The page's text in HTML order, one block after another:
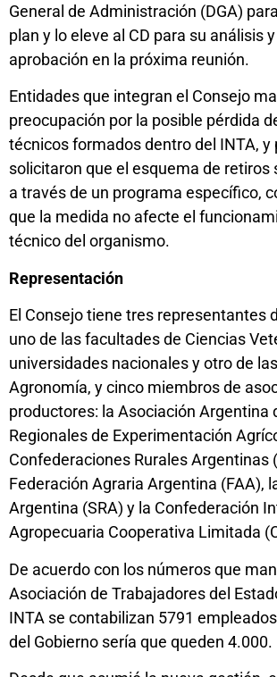
General de Administración (DGA)
plan y lo eleve al CD para su análisis
aprobación en la próxima reunión.
Entidades que integran el Consejo
preocupación por la posible pérdida
técnicos formados dentro del INTA, y
solicitaron que el esquema de retiros
a través de un programa específico,
que la medida no afecte el
técnico del organismo.
Representación
El Consejo tiene tres representantes
uno de las facultades de Ciencias
universidades nacionales y otro de
Agronomía, y cinco miembros de
productores: la Asociación Argentina
Regionales de Experimentación
Confederaciones Rurales Argentinas
Federación Agraria Argentina (FAA),
Argentina (SRA) y la Confederación
Agropecuaria Cooperativa Limitada
De acuerdo con los números que
Asociación de Trabajadores del
INTA se contabilizan 5791
del Gobierno sería que queden 4.000.